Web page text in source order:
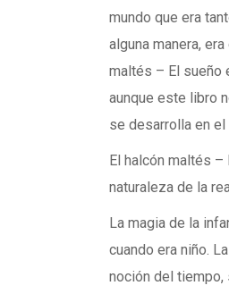
mundo que era
alguna manera,
maltés – El sueño
aunque este libro
se desarrolla en el
El halcón maltés
naturaleza de la
La magia de la
cuando era niño.
noción del tiempo,